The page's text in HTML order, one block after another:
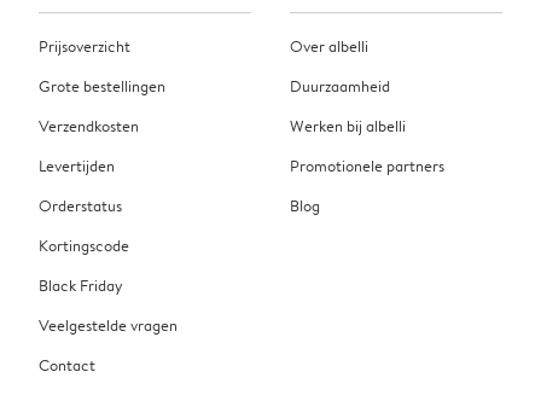
Prijsoverzicht
Grote bestellingen
Verzendkosten
Levertijden
Orderstatus
Kortingscode
Black Friday
Veelgestelde vragen
Contact
Over albelli
Duurzaamheid
Werken bij albelli
Promotionele partners
Blog